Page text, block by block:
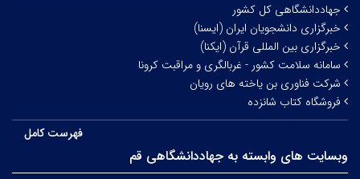
جهاددانشگاهی کل کشور
خبرگزاری دانشجویان ایران (ایسنا)
خبرگزاری بین المللی قرآن (ایکنا)
سامانه سلامت کشور - غربالگری و مراقبت کرونا
شرکت فناوری بن یاخته های رویان
فروشگاه کتاب شانزده
فهرست کامل
وبسایت های وابسته به جهاددانشگاهی قم